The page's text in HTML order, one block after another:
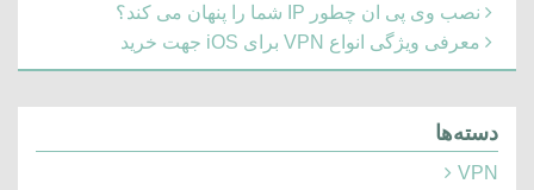
نصب وی پی ان چطور IP شما را پنهان می کند؟
معرفی ویژگی انواع VPN برای iOS جهت خرید
دسته‌ها
VPN